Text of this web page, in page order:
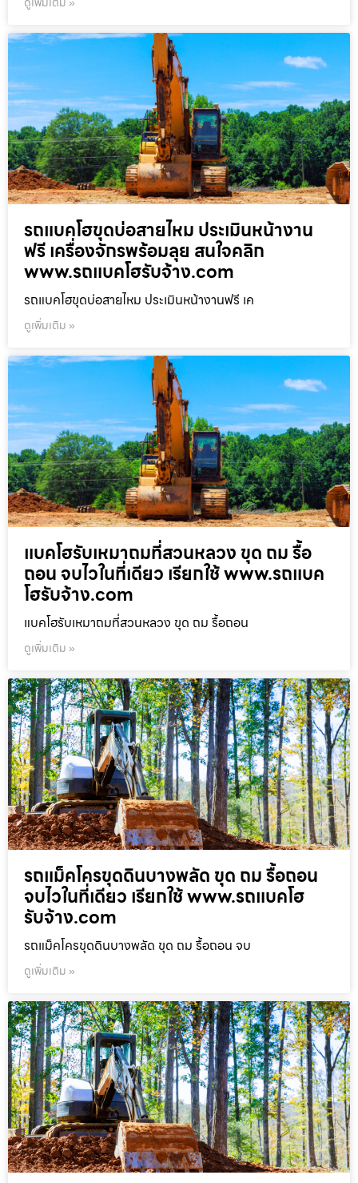
รถแบคโฮขุดบ่อสายไหม ประเมินหน้างาน
ฟรี เครื่องจักรพร้อมลุย สนใจคลิก
www.รถแบคโฮรับจ้าง.com
รถแบคโฮขุดบ่อสายไหม ประเมินหน้างานฟรี เค
ดูเพิ่มเติม »
แบคโฮรับเหมาถมที่สวนหลวง ขุด ถม รื้อ
ถอน จบไวในที่เดียว เรียกใช้ www.รถแบค
โฮรับจ้าง.com
แบคโฮรับเหมาถมที่สวนหลวง ขุด ถม รื้อถอน
ดูเพิ่มเติม »
รถแม็คโครขุดดินบางพลัด ขุด ถม รื้อถอน
จบไวในที่เดียว เรียกใช้ www.รถแบคโฮ
รับจ้าง.com
รถแม็คโครขุดดินบางพลัด ขุด ถม รื้อถอน จบ
ดูเพิ่มเติม »